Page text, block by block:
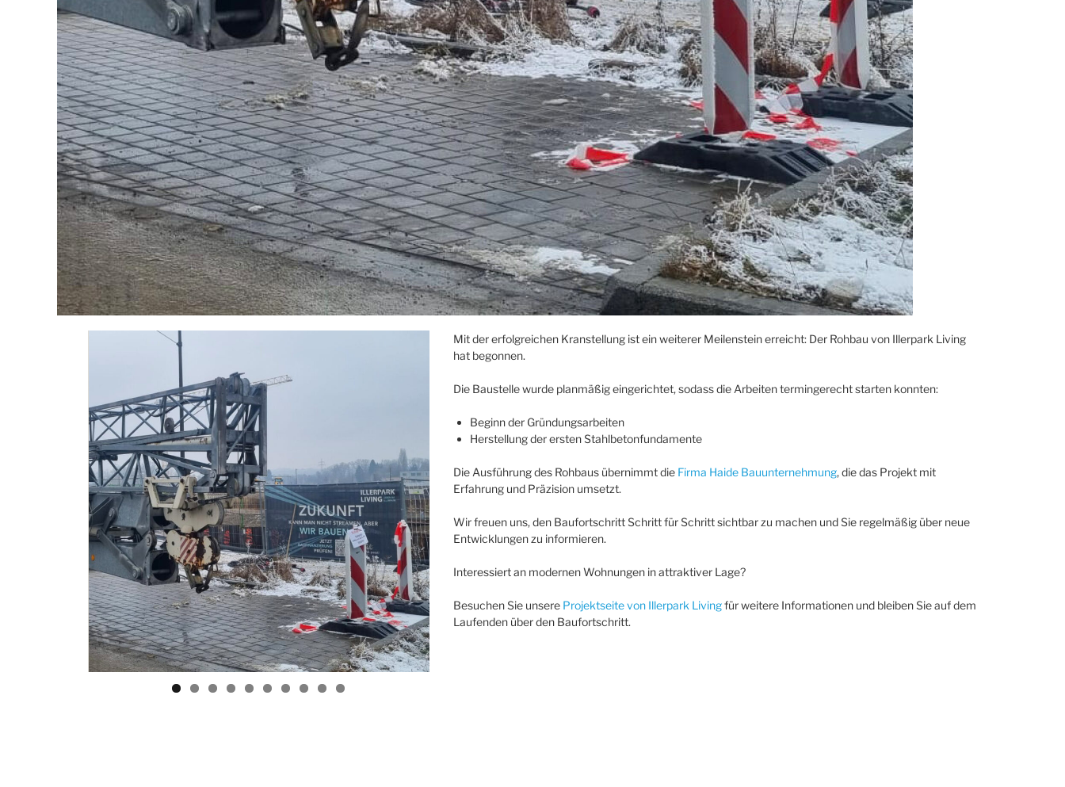
Mit der erfolgreichen Kranstellung ist ein weiterer Meilenstein erreicht: Der Rohbau von Illerpark Living
hat begonnen.
Die Baustelle wurde planmäßig eingerichtet, sodass die Arbeiten termingerecht starten konnten:
Beginn der Gründungsarbeiten
Herstellung der ersten Stahlbetonfundamente
Die Ausführung des Rohbaus übernimmt die Firma Haide Bauunternehmung, die das Projekt mit
Erfahrung und Präzision umsetzt.
Wir freuen uns, den Baufortschritt Schritt für Schritt sichtbar zu machen und Sie regelmäßig über neue
Entwicklungen zu informieren.
Interessiert an modernen Wohnungen in attraktiver Lage?
Besuchen Sie unsere Projektseite von Illerpark Livingfür weitere Informationen und bleiben Sie auf dem
Laufenden über den Baufortschritt.